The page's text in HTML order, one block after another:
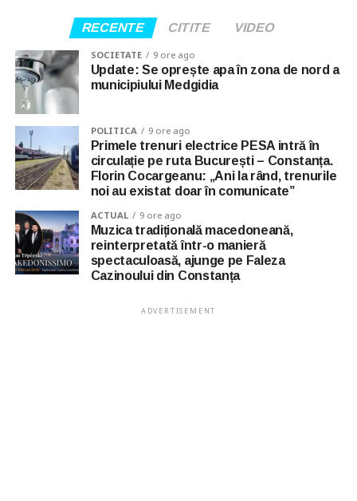
RECENTE CITITE VIDEO
SOCIETATE 9 ore ago
Update: Se oprește apa în zona de nord a
municipiului Medgidia
POLITICA 9 ore ago
Primele trenuri electrice PESA intră în
circulație pe ruta București – Constanța.
Florin Cocargeanu: „Ani la rând, trenurile
noi au existat doar în comunicate”
ACTUAL 9 ore ago
Muzica tradițională macedoneană,
reinterpretată într-o manieră
spectaculoasă, ajunge pe Faleza
Cazinoului din Constanța
ADVERTISEMENT